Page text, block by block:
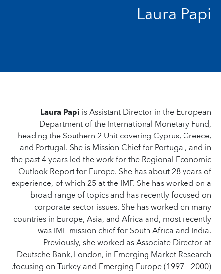
Laura Papi
Laura Papi is Assistant Director in the European
Department of the International Monetary Fund,
heading the Southern 2 Unit covering Cyprus, Greece,
and Portugal. She is Mission Chief for Portugal, and in
the past 4 years led the work for the Regional Economic
Outlook Report for Europe. She has about 28 years of
experience, of which 25 at the IMF. She has worked on a
broad range of topics and has recently focused on
corporate sector issues. She has worked on many
countries in Europe, Asia, and Africa and, most recently
was IMF mission chief for South Africa and India.
Previously, she worked as Associate Director at
Deutsche Bank, London, in Emerging Market Research
focusing on Turkey and Emerging Europe (1997 – 2000).